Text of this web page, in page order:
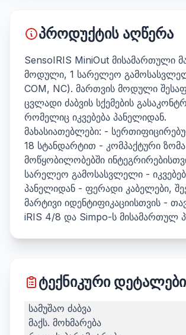
პროდუქტის აღწერა
SensoIRIS MiniOut მისამართული
მოდული, 1 სარელეო
COM, NC). მართვის მოდული
ცვლადი ძაბვის სქემების
რომელიც იკვებება პანელიდან.
მახასიათებლები: -
18 სტანდარტით - კომპაქტური ზომა
მოწყობილობებში
სარელეო გამოსასვლელი -
პანელიდან - ფერადი კაბელები,
მარტივი იდენტიფიკაციისთვის -
iRIS 4/8 და Simpo-ს მისამართულ
ტექნიკური დეტალები
სამუშაო ძაბვა
მაქს. მოხმარება